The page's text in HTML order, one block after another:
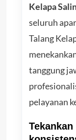
Kelapa
seluruh
Talang
tanggung
pelayanan